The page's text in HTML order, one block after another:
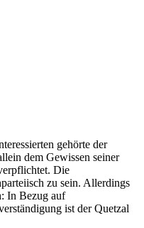
gehörte der
dem Gewissen seiner
Die
zu sein. Allerdings
In Bezug auf
ist der Quetzal